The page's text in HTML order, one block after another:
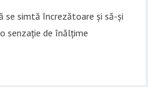
se simtă încrezătoare și să-și
senzație de înălțime